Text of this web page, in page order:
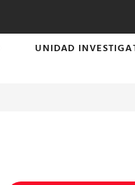
UNIDAD